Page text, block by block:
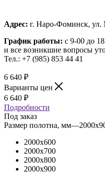
Адрес: г. Наро-Фоминск, ул.
График работы: с 9-00 до
и все возникшие вопросы
Тел.: +7 (985) 853 44 41
6 640 ₽
Варианты цен
6 640 ₽
Подробности
Под заказ
Размер полотна, мм—
2000x600
2000x700
2000x800
2000x900